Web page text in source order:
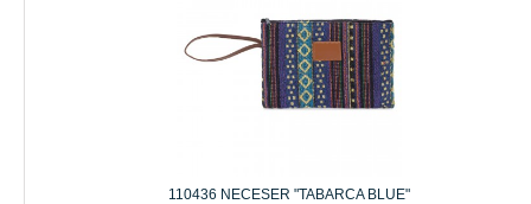
110436 NECESER "TABARCA BLUE"